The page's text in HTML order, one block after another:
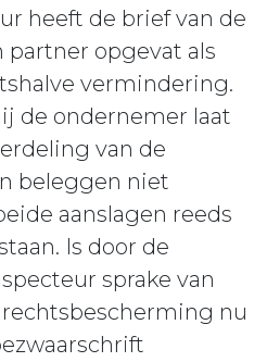
heeft de brief van de
opgevat als
vermindering.
de ondernemer laat
van de
beleggen niet
aanslagen reeds
Is door de
sprake van
nu